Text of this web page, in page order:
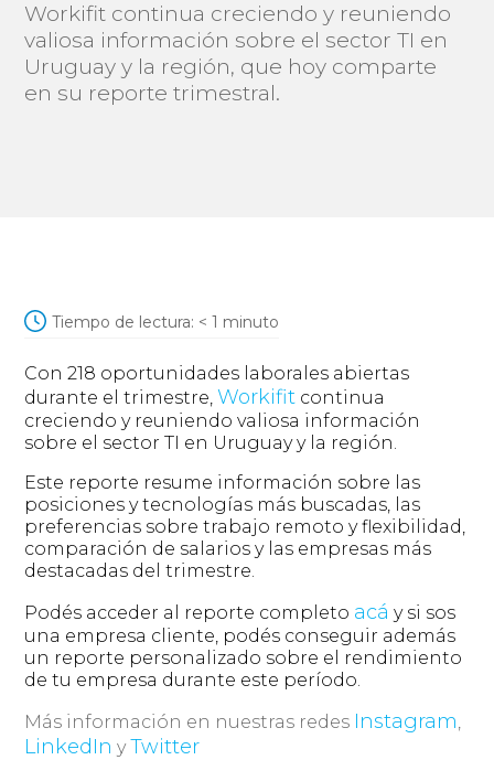
Workifit continua creciendo y reuniendo
valiosa información sobre el sector TI en
Uruguay y la región, que hoy comparte
en su reporte trimestral.
Tiempo de lectura: < 1 minuto
Con 218 oportunidades laborales abiertas
durante el trimestre,Workifit continua
creciendo y reuniendo valiosa información
sobre el sector TI en Uruguay y la región.
Este reporte resume información sobre las
posiciones y tecnologías más buscadas, las
preferencias sobre trabajo remoto y flexibilidad,
comparación de salarios y las empresas más
destacadas del trimestre.
Podés acceder al reporte completo acá y si sos
una empresa cliente, podés conseguir además
un reporte personalizado sobre el rendimiento
de tu empresa durante este período.
Más información en nuestras redes Instagram,
LinkedIn yTwitter